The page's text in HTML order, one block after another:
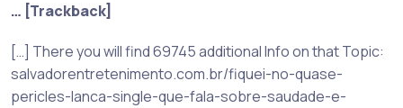
… [Trackback]
[…] There you will find 69745 additional Info on that Topic:
salvadorentretenimento.com.br/fiquei-no-quase-
pericles-lanca-single-que-fala-sobre-saudade-e-